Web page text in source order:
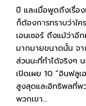
ปี และเมื่อพูดถึงเรื่
ก็ต้องการทราบว่าใ
เอนเซอร์ ถึงแม้ว่า
มากมายขนาดนั้น จ
ส่วนนะที่ทำได้จริงๆ
เปิดเผย 10 “อินฟลูเ
สูงสุดและอิทธิพลที่พ
พวกเขา…